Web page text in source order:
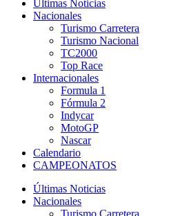
Últimas Noticias
Nacionales
Turismo Carretera
Turismo Nacional
TC2000
Top Race
Internacionales
Formula 1
Fórmula 2
Indycar
MotoGP
Nascar
Calendario
CAMPEONATOS
Últimas Noticias
Nacionales
Turismo Carretera